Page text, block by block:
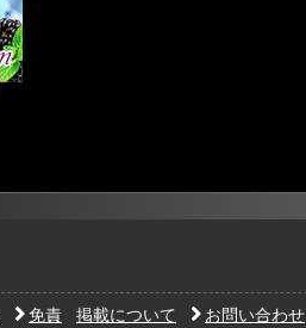
免責 掲載について お問い合わせ